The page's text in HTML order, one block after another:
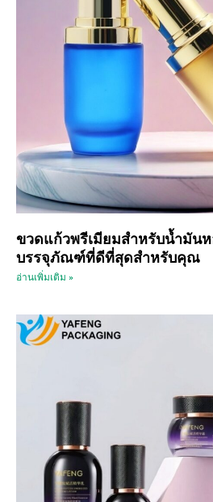
ขวดแก้วพรีเมียมสำหรับน้ำมันห
บรรจุภัณฑ์ที่ดีที่สุดสำหรับคุณ
อ่านเพิ่มเติม »